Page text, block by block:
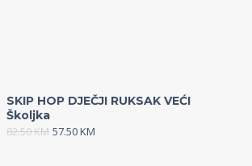
SKIP HOP DJEČJI RUKSAK VEĆI
Školjka
82.50KM 57.50KM